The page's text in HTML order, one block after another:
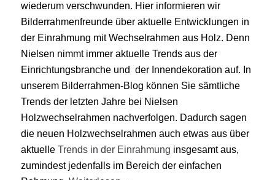
wiederum verschwunden. Hier informieren wir
Bilderrahmenfreunde über aktuelle Entwicklungen in
der Einrahmung mit Wechselrahmen aus Holz. Denn
Nielsen nimmt immer aktuelle Trends aus der
Einrichtungsbranche und der Innendekoration auf. In
unserem Bilderrahmen-Blog können Sie sämtliche
Trends der letzten Jahre bei Nielsen
Holzwechselrahmen nachverfolgen. Dadurch sagen
die neuen Holzwechselrahmen auch etwas aus über
aktuelle Trends in der Einrahmung insgesamt aus,
zumindest jedenfalls im Bereich der einfachen